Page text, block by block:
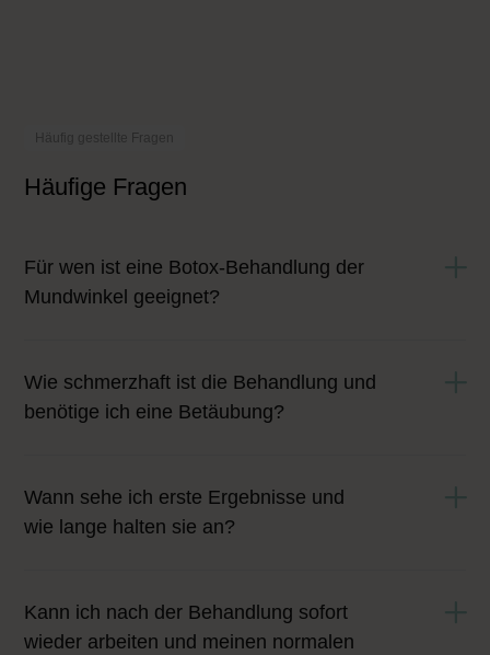
Häufig gestellte Fragen
Häufige Fragen
Für wen ist eine Botox-Behandlung der
Mundwinkel geeignet?
Wie schmerzhaft ist die Behandlung und
benötige ich eine Betäubung?
Wann sehe ich erste Ergebnisse und
wie lange halten sie an?
Kann ich nach der Behandlung sofort
wieder arbeiten und meinen normalen